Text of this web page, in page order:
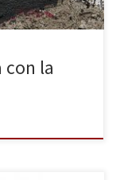
con la